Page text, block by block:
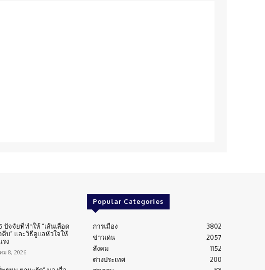
ปัจจัยที่ทำให้ “เส้นเลือด
ตีบ” และวิธีดูแลหัวใจให้
รง
ม 8, 2026
Popular Categories
การเมือง
3802
ข่าวเด่น
2057
สังคม
1152
ต่างประเทศ
200